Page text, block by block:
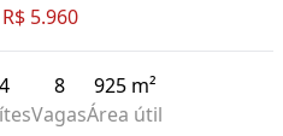
R$ 5.960
4
8
Vagas
925 m²
Área útil